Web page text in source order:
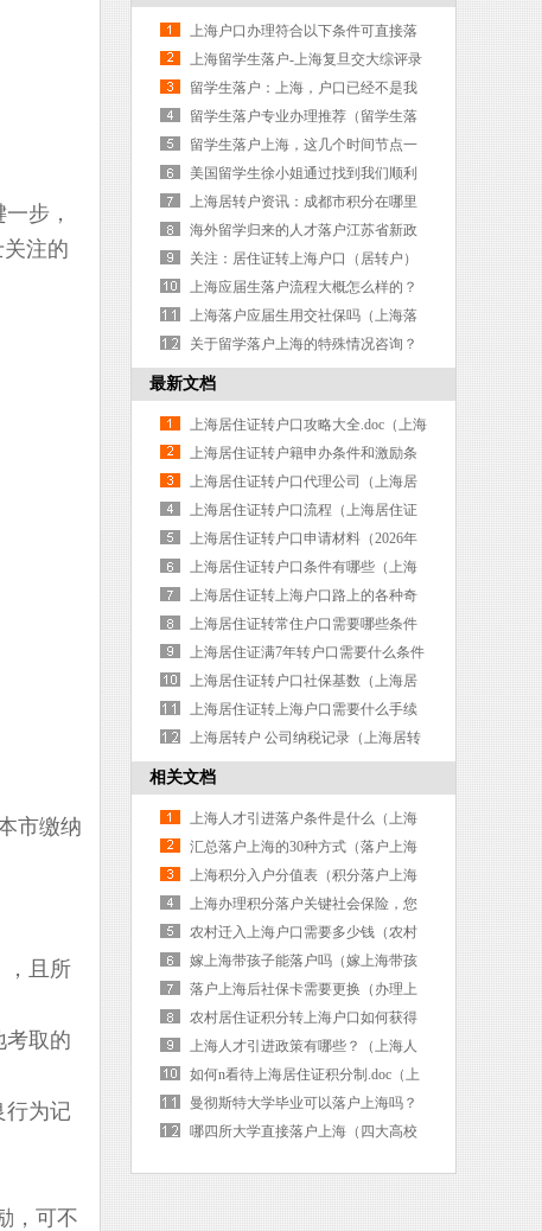
步，
注的
市缴纳
且所
取的
为记
，可不
上海户口办理符合以下条件可直接落
户上海
上海留学生落户-上海复旦交大综评录
取全出炉，魔都70
留学生落户：上海，户口已经不是我
们发展的障碍
留学生落户专业办理推荐（留学生落
户条件2026）
留学生落户上海，这几个时间节点一
定要清楚（留学生落户上海 时间）
美国留学生徐小姐通过找到我们顺利
落户上海
上海居转户资讯：成都市积分在哪里
办理
海外留学归来的人才落户江苏省新政
策海归落户
关注：居住证转上海户口（居转户）
两大最新变化您知道吗？
上海应届生落户流程大概怎么样的？
（上海应届生落户流程）
上海落户应届生用交社保吗（上海落
户要求应届生）
关于留学落户上海的特殊情况咨询？
（上海留学生落户咨询热线）
最新文档
上海居住证转户口攻略大全.doc（上海
居住证转户口流程 一网通）
上海居住证转户籍申办条件和激励条
件一览！（上海居住证转户口流程 一
网通）
上海居住证转户口代理公司（上海居
转户需要公司做什么）
上海居住证转户口流程（上海居住证
转户口办理流程）
上海居住证转户口申请材料（2026年
上海居住证转户口政策新规办理条件
流程）
上海居住证转户口条件有哪些（上海
居住证转户口的条件）
上海居住证转上海户口路上的各种奇
葩遭遇（上海居住证转户口要求）
上海居住证转常住户口需要哪些条件
（上海居住证转上海户口办理流程）
上海居住证满7年转户口需要什么条件
（上海市居住证满七年落户如何办
理）
上海居住证转户口社保基数（上海居
住证转户口社保基数会变吗）
上海居住证转上海户口需要什么手续
（居住证转户口上海户口需要哪些资
料）
上海居转户 公司纳税记录（上海居转
户公司性质有要求吗）
相关文档
上海人才引进落户条件是什么（上海
人才引进落户条件是什么样的）
汇总落户上海的30种方式（落户上海
的三种方案）
上海积分入户分值表（积分落户上海
积分表）
上海办理积分落户关键社会保险，您
了解吗？（上海积分落户办理流程）
农村迁入上海户口需要多少钱（农村
迁入上海户口需要多少钱一个月）
嫁上海带孩子能落户吗（嫁上海带孩
子能落户吗现在）
落户上海后社保卡需要更换（办理上
海户口后社保卡需要更换吗）
农村居住证积分转上海户口如何获得
（上海市居住证积分转落户）
上海人才引进政策有哪些？（上海人
才引进的条件是啥）
如何n看待上海居住证积分制.doc（上
海 居住证积分）
曼彻斯特大学毕业可以落户上海吗？
（曼彻斯特大学毕业可以落户上海吗
哪四所大学直接落户上海（四大高校